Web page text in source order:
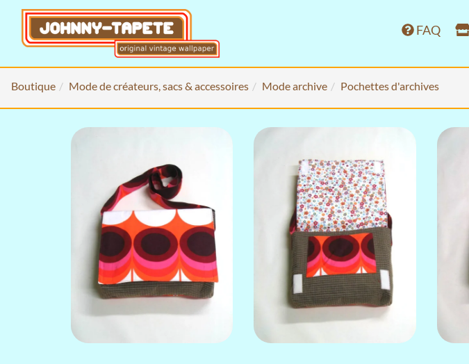
FAQ
Boutique Mode de créateurs, sacs & accessoires Mode archive Pochettes d'archives